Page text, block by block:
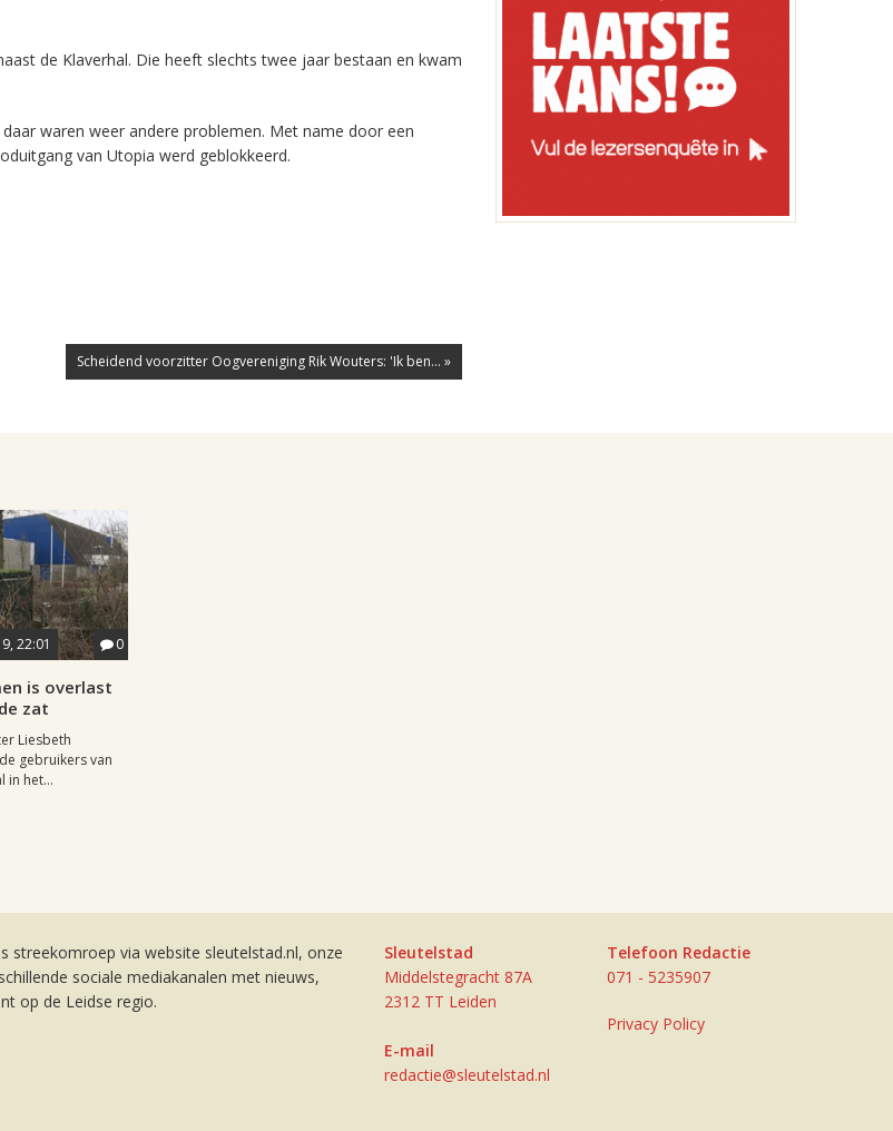
de Klaverhal. Die heeft slechts twee jaar bestaan en kwam
waren weer andere problemen. Met name door een
van Utopia werd geblokkeerd.
Scheidend voorzitter Oogvereniging Rik Wouters: 'Ik ben... »
22:01 0
is overlast
zat
Liesbeth
gebruikers van
in het...
streekomroep via website sleutelstad.nl, onze
sociale mediakanalen met nieuws,
op de Leidse regio.
Sleutelstad
Middelstegracht 87A
2312 TT Leiden
E-mail
redactie@sleutelstad.nl
Telefoon Redactie
071 - 5235907
Privacy Policy